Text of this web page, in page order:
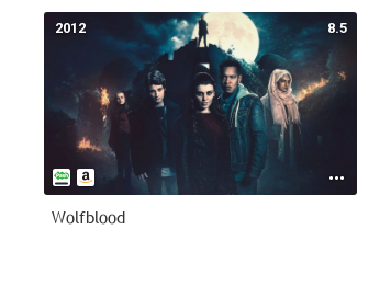
8.5
2012
Wolfblood